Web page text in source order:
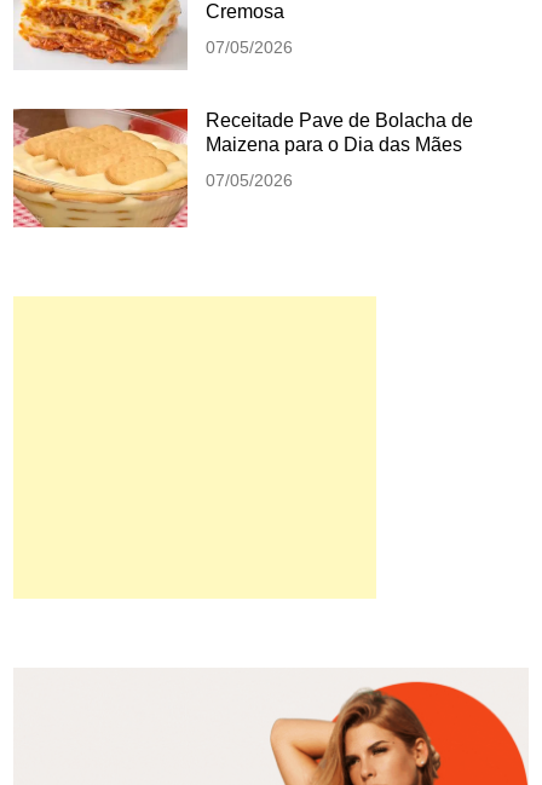
Cremosa
07/05/2026
Receitade Pave de Bolacha de
Maizena para o Dia das Mães
07/05/2026